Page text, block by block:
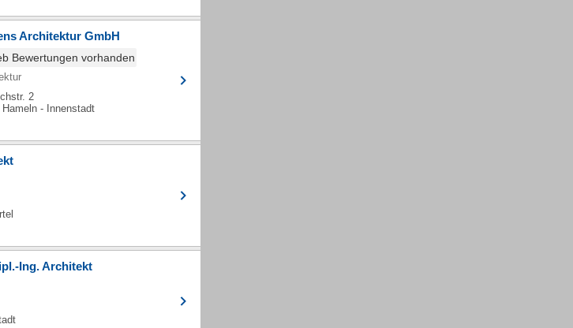
Architektur GmbH
Bewertungen vorhanden
2
Hameln - Innenstadt
Ing. Architekt